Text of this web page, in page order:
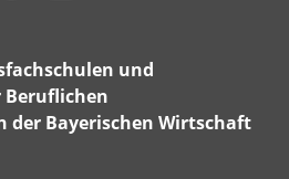
und
Beruflichen
der Bayerischen Wirtschaft